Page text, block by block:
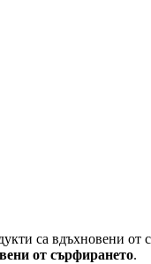
са вдъхновени от
от сърфирането.